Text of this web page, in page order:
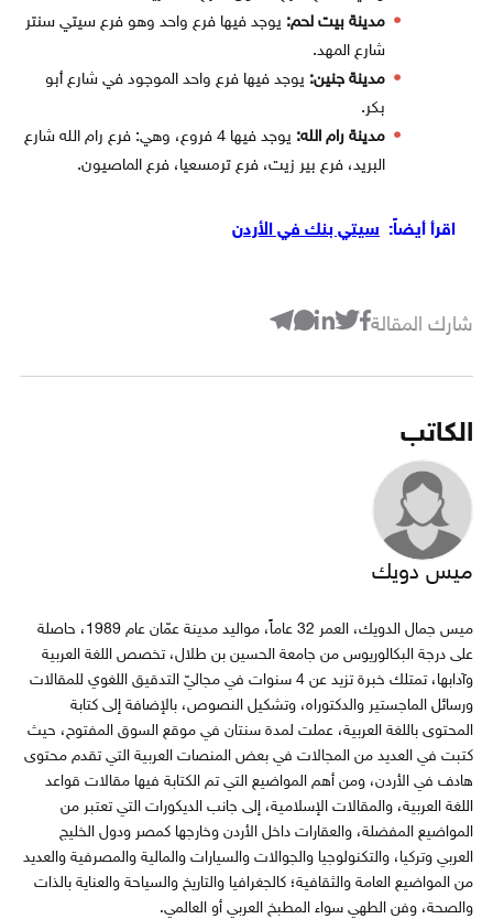
مدينة بيت لحم: يوجد فيها فرع واحد وهو فرع سيتي سنتر
شارع المهد.
مدينة جنين: يوجد فيها فرع واحد الموجود في شارع أبو
بكر.
مدينة رام الله:
يوجد فيها 4 فروع، وهي: فرع رام الله شارع
البريد، فرع بير زيت، فرع ترمسعيا، فرع الماصيون.
اقرأ أيضاً: سيتي بنك في الأردن
شارك المقالة
الكاتب
ميس دويك
ميس جمال الدويك، العمر 32 عاماً، مواليد مدينة عمّان عام 1989، حاصلة
على درجة البكالوريوس من جامعة الحسين بن طلال، تخصص اللغة العربية
وآدابها، تمتلك خبرة تزيد عن 4 سنوات في مجاليّ التدقيق اللغوي للمقالات
ورسائل الماجستير والدكتوراه، وتشكيل النصوص، بالإضافة إلى كتابة
المحتوى باللغة العربية، عملت لمدة سنتان في موقع السوق المفتوح، حيث
كتبت في العديد من المجالات في بعض المنصات العربية التي تقدم محتوى
هادف في الأردن، ومن أهم المواضيع التي تم الكتابة فيها مقالات قواعد
اللغة العربية، والمقالات الإسلامية، إلى جانب الديكورات التي تعتبر من
المواضيع المفضلة، والعقارات داخل الأردن وخارجها كمصر ودول الخليج
العربي وتركيا، والتكنولوجيا والجوالات والسيارات والمالية والمصرفية والعديد
من المواضيع العامة والثقافية؛ كالجغرافيا والتاريخ والسياحة والعناية بالذات
والصحة، وفن الطهي سواء المطبخ العربي أو العالمي.